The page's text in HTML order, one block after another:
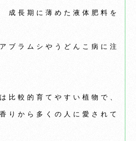
成長期に薄めた液体肥料を
ブラムシやうどんこ病に注
比較的育てやすい植物で、
りから多くの人に愛されて